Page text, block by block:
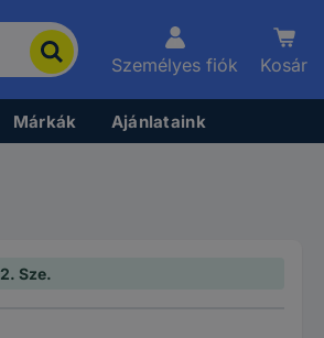
Személyes fiók Kosár
Márkák Ajánlataink
Sze.